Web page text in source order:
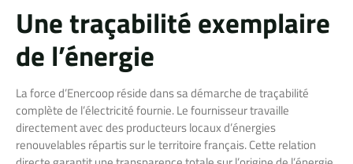
Une traçabilité exemplaire
de l’énergie
La force d’Enercoop réside dans sa démarche de traçabilité
complète de l’électricité fournie. Le fournisseur travaille
directement avec des producteurs locaux d’énergies
renouvelables répartis sur le territoire français. Cette relation